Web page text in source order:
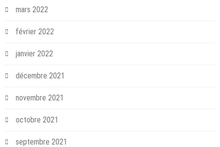
mars 2022
février 2022
janvier 2022
décembre 2021
novembre 2021
octobre 2021
septembre 2021